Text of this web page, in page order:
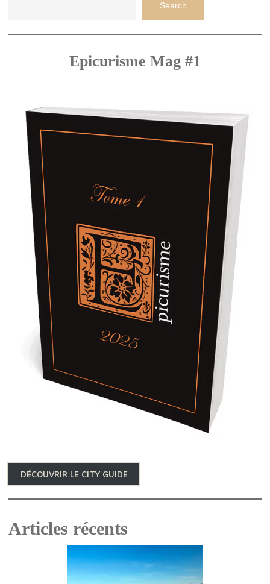
Search
Epicurisme Mag #1
DÉCOUVRIR LE CITY GUIDE
Articles récents